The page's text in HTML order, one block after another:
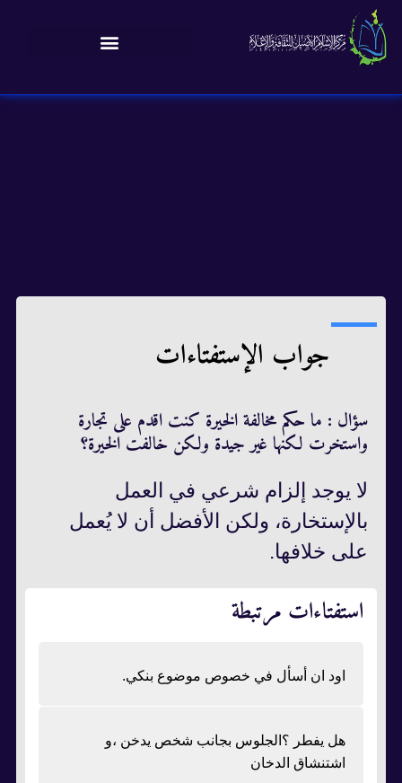
جواب الإستفتاءات
سؤال : ما حكم مخالفة الخيرة كنت اقدم على تجارة
واستخرت لكنها غير جيدة ولكن خالفت الخيرة؟
لا يوجد إلزام شرعي في العمل
بالإستخارة، ولكن الأفضل أن لا يُعمل
على خلافها.
استفتاءات مرتبطة
اود ان أسأل في خصوص موضوع بنكي.
هل يفطر ؟الجلوس بجانب شخص يدخن ،و
اشتنشاق الدخان